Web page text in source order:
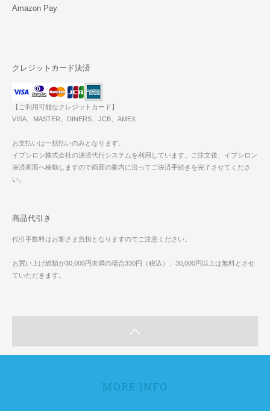
Amazon Pay
クレジットカード決済
【ご利用可能なクレジットカード】
VISA、MASTER、DINERS、JCB、AMEX
お支払いは一括払いのみとなります。
イプシロン株式会社の決済代行システムを利用しています。ご注文後、イプシロン
決済画面へ移動しますので画面の案内に沿ってご決済手続きを完了させてくださ
い。
商品代引き
代引手数料はお客さま負担となりますのでご注意ください。
お買い上げ総額が30,000円未満の場合330円（税込）、30,000円以上は無料とさせ
ていただきます。
MORE INFO